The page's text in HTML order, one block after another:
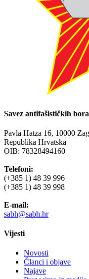
Savez antifašističkih
Pavla Hatza 16, 10000
Republika Hrvatska
OIB: 78328494160
Telefoni:
(+385 1) 48 39 996
(+385 1) 48 39 998
E-mail:
sabh@sabh.hr
Vijesti
Novosti
Članci i objave
Najave